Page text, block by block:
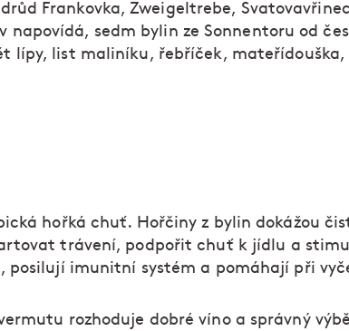
Frankovka, Zweigeltrebe,
napovídá, sedm bylin ze Sonnentoru od
lípy, list maliníku, řebříček, mateřídouška,
hořká chuť. Hořčiny z bylin dokážou
trávení, podpořit chuť k jídlu a
posilují imunitní systém a pomáhají při
rozhoduje dobré víno a správný